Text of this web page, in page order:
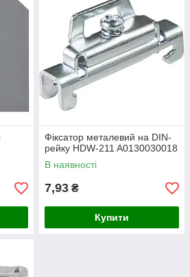
Фіксатор металевий на DIN-
рейку HDW-211 A0130030018
В наявності
7,93 ₴
Купити